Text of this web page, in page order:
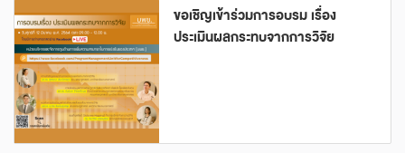
ขอเชิญเข้าร่วมการอบรม เรื่อง
ประเมินผลกระทบจากการวิจัย